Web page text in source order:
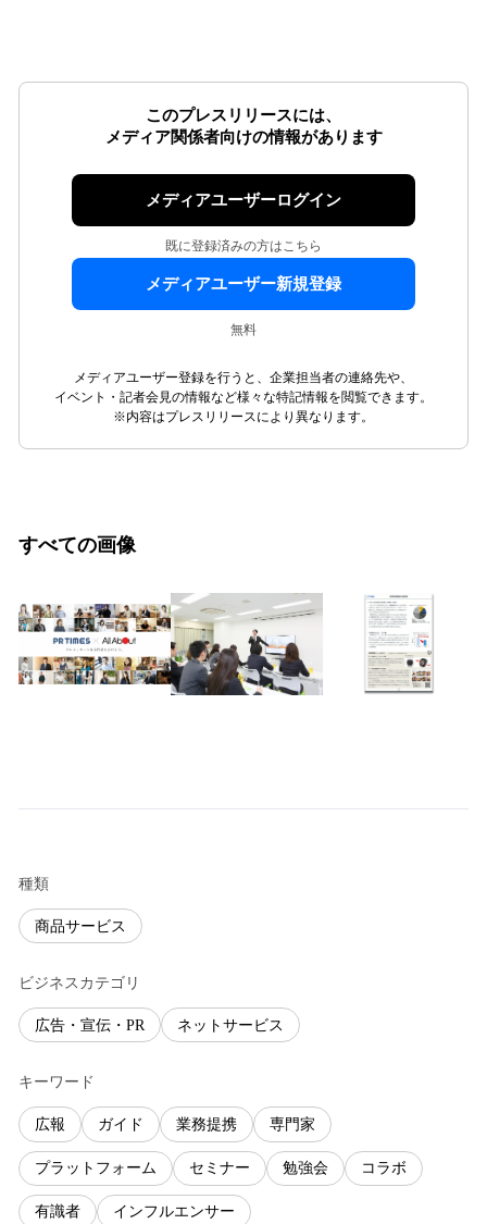
このプレスリリースには、
メディア関係者向けの情報があります
メディアユーザーログイン
既に登録済みの方はこちら
メディアユーザー新規登録
無料
メディアユーザー登録を行うと、企業担当者の連絡先や、
イベント・記者会見の情報など様々な特記情報を閲覧できます。
※内容はプレスリリースにより異なります。
すべての画像
種類
商品サービス
ビジネスカテゴリ
広告・宣伝・PR ネットサービス
キーワード
広報 ガイド 業務提携 専門家
プラットフォーム セミナー 勉強会 コラボ
有識者 インフルエンサー